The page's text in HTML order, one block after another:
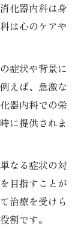
化器内科の
の実際
の取り組み
のポイント
化器内科は身
は心のケアや
症状や背景に
えば、急激な
器内科での栄
に提供されま
なる症状の対
目指すことが
治療を受けら
割です。